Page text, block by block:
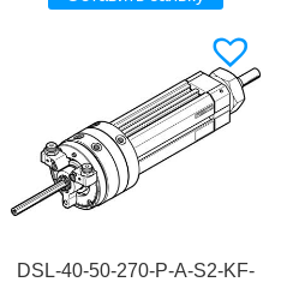
DSL-40-50-270-P-A-S2-KF-